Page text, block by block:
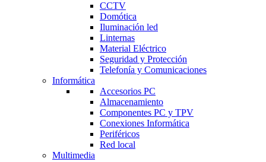
CCTV
Domótica
Iluminación led
Linternas
Material Eléctrico
Seguridad y Protección
Telefonía y Comunicaciones
Informática
Accesorios PC
Almacenamiento
Componentes PC y TPV
Conexiones Informática
Periféricos
Red local
Multimedia